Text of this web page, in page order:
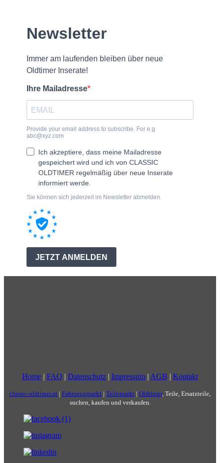
Home | FAQ | Datenschutz | Impressum | AGB | Kontakt
classic-oldtimer.at | Fahrzeugmarkt | Teilemarkt | Oldtimer, Teile, Ersatzteile,
suchen, kaufen und verkaufen.